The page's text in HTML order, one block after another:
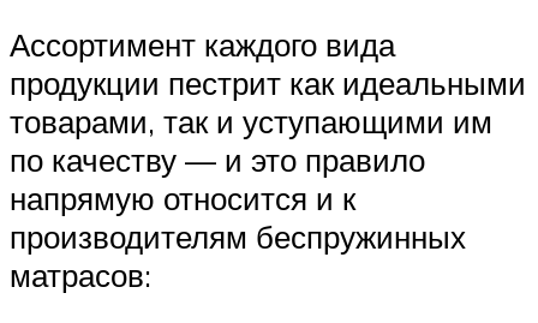
Ассортимент каждого вида
продукции пестрит как идеальными
товарами, так и уступающими им
по качеству — и это правило
напрямую относится и к
производителям беспружинных
матрасов: